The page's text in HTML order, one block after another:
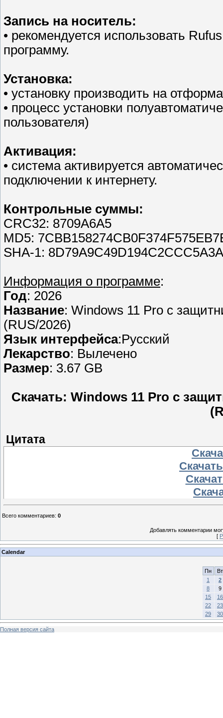
Запись на носитель:
• рекомендуется использовать
программу.
Установка:
• установку производить на
• процесс установки
пользователя)
Активация:
• система активируется
подключении к интернету.
Контрольные суммы:
CRC32: 8709A6A5
MD5:
SHA-1:
Информация о программе:
Год: 2026
Название: Windows 11 Pro с
(RUS/2026)
Язык интерфейса:Русский
Лекарство: Вылечено
Размер: 3.67 GB
Скачать: Windows 11 Pro с
Цитата
Всего комментариев: 0
Добавлять комментарии
[
Calendar
Пн
Вт
1
2
8
9
15
16
22
23
29
30
Полная версия сайта